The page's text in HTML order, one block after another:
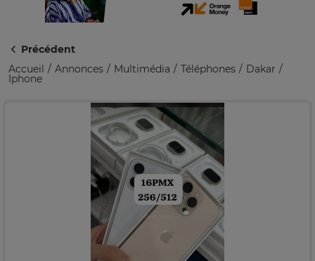
Précédent
Accueil
Annonces Multimédia Téléphones Dakar
Iphone